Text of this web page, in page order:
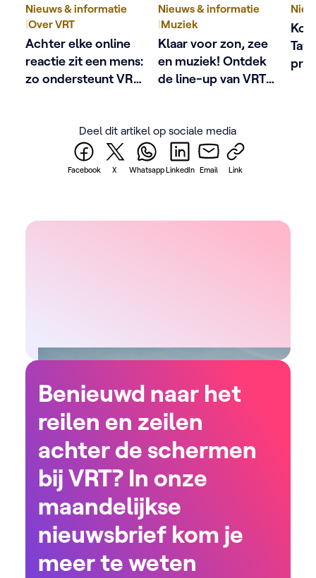
Nieuws & informatie
|Over VRT
Achter elke online
reactie zit een mens:
zo ondersteunt VRT
Nieuws & informatie
|Muziek
Klaar voor zon, zee
en muziek! Ontdek
de line-up van VRT
Deel dit artikel op sociale media
Facebook X WhatsappLinkedIn Email Link
Benieuwd naar het
reilen en zeilen
achter de schermen
bij VRT? In onze
maandelijkse
nieuwsbrief kom je
meer te weten